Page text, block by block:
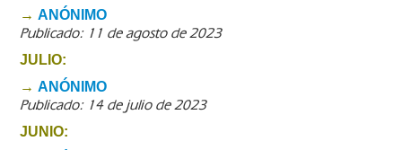
→ANÓNIMO
Publicado: 11 de agosto de 2023
JULIO:
→ANÓNIMO
Publicado: 14 de julio de 2023
JUNIO: